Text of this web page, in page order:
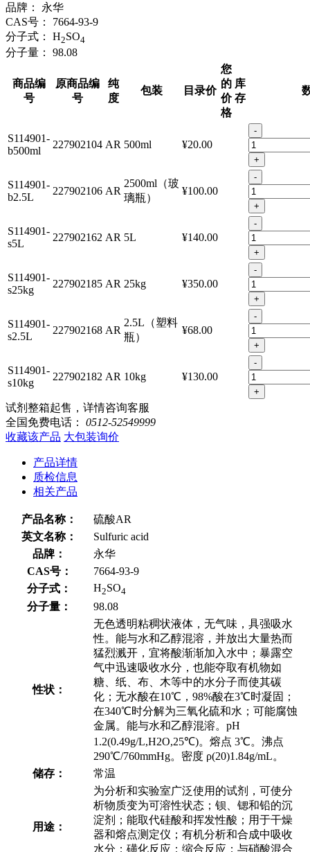
品牌：
永华
CAS号：
7664-93-9
分子式：
H2SO4
分子量： 98.08
商品编
号
原商品编
号
纯
度
包装 目录价
您
的
价
格
库
存
S114901-
b500ml
227902104 AR 500ml ¥20.00
-
+
S114901-
b2.5L
227902106 AR
2500ml（玻
璃瓶）
¥100.00
-
+
S114901-
s5L
227902162 AR 5L ¥140.00
-
+
S114901-
s25kg
227902185 AR 25kg ¥350.00
-
+
S114901-
s2.5L
227902168 AR
2.5L（塑料
瓶）
¥68.00
-
+
S114901-
s10kg
227902182 AR 10kg ¥130.00
-
+
试剂整箱起售，详情咨询客服
全国免费电话： 0512-52549999
收藏该产品 大包装询价
产品详情
质检信息
相关产品
产品名称：
硫酸AR
英文名称：
Sulfuric acid
品牌：
永华
CAS号：
7664-93-9
分子式：
H2SO4
分子量： 98.08
性状：
无色透明粘稠状液体，无气味，具强吸水
性。能与水和乙醇混溶，并放出大量热而
猛烈溅开，宜将酸渐渐加入水中；暴露空
气中迅速吸收水分，也能夺取有机物如
糖、纸、布、木等中的水分子而使其碳
化；无水酸在10℃，98%酸在3℃时凝固；
在340℃时分解为三氧化硫和水；可能腐蚀
金属。能与水和乙醇混溶。pH
1.2(0.49g/L,H2O,25℃)。熔点 3℃。沸点
290℃/760mmHg。密度 ρ(20)1.84g/mL。
储存：
常温
用途：
为分析和实验室广泛使用的试剂，可使分
析物质变为可溶性状态；钡、锶和铅的沉
淀剂；能取代硅酸和挥发性酸；用于干燥
器和熔点测定仪；有机分析和合成中吸收
水分；磺化反应；缩合反应；与硝酸混合